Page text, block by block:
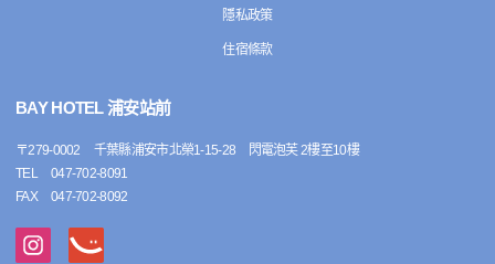
隱私政策
住宿條款
BAY HOTEL 浦安站前
〒279-0002
千葉縣浦安市北榮1-15-28 閃電泡芙 2樓至10樓
TEL
047-702-8091
FAX
047-702-8092